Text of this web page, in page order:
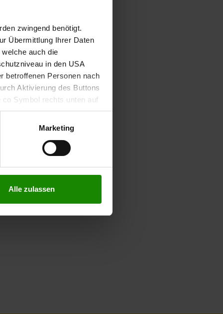
zwingend benötigt.
Übermittlung Ihrer Daten
auch die
in den USA
betroffenen Personen nach
Aktivierung des Buttons
Symbol rechts unten auf
der aufgrund der
finden Sie
Marketing
Alle zulassen